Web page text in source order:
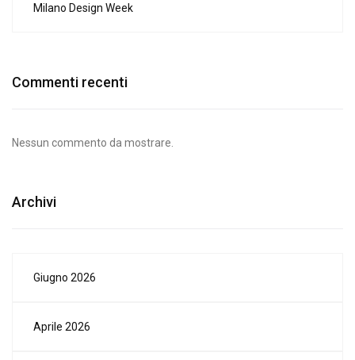
Milano Design Week
Commenti recenti
Nessun commento da mostrare.
Archivi
Giugno 2026
Aprile 2026